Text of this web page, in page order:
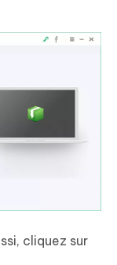
cliquez sur